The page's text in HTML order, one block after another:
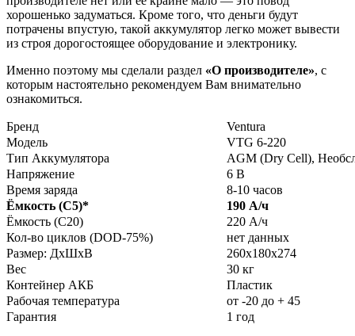
хорошенько задуматься. Кроме того, что деньги будут
потрачены впустую, такой аккумулятор легко может вывести
из строя дорогостоящее оборудование и электронику.
Именно поэтому мы сделали раздел «О производителе», с
которым настоятельно рекомендуем Вам внимательно
ознакомиться.
Бренд
Ventura
Модель
VTG 6-220
Тип Аккумулятора
AGM (Dry Cell),
Напряжение
6 В
Время заряда
8-10 часов
Ёмкость (С5)*
190 А/ч
Ёмкость (С20)
220 А/ч
Кол-во циклов (DOD-75%)
нет данных
Размер: ДхШхВ
260x180x274
Вес
30 кг
Контейнер АКБ
Пластик
Рабочая температура
от -20 до + 45
Гарантия
1 год